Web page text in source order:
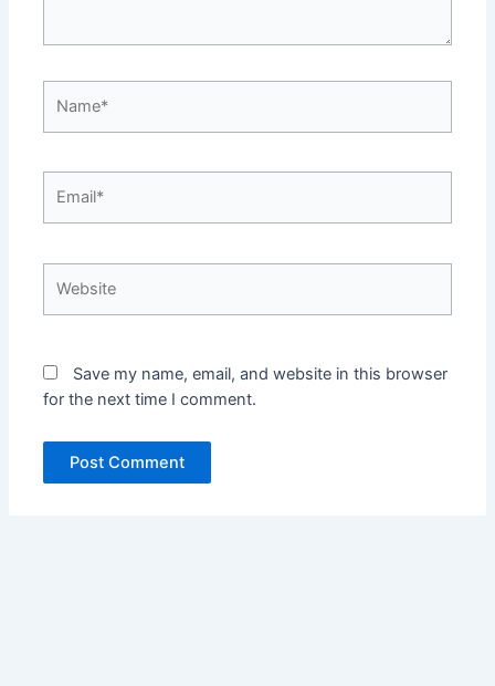
Save my name, email, and website in this browser
for the next time I comment.